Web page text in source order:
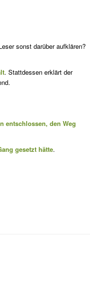
sonst darüber aufklären?
. Stattdessen erklärt der
entschlossen, den Weg
gesetzt hätte.